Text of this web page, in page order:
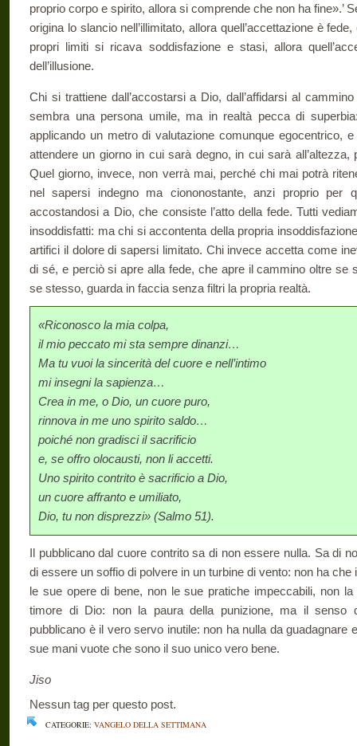
proprio corpo e spirito, allora si comprende che non ha fine».’
origina lo slancio nell’illimitato, al­lora quell’accettazione è
propri limiti si ricava soddisfazione e stasi, allora
dell’illusione.
Chi si trattiene dall’accostarsi a Dio, dall’affidarsi al
sembra una persona umile, ma in realtà pecca di
applicando un metro di valutazione comunque egocentrico,
attendere un giorno in cui sarà degno, in cui sarà
Quel giorno, invece, non verrà mai, perché chi mai potrà
nel sapersi indegno ma ciononostante, anzi proprio per
accostandosi a Dio, che consiste l’atto del­la fede. Tutti
insoddisfatti: ma chi si accontenta della propria
artifici il dolore di sapersi limitato. Chi invece accet­ta come
di sé, e perciò si apre alla fede, che apre il cammino oltre se
se stesso, guarda in faccia senza filtri la propria realtà.
«Riconosco la mia colpa,
il mio peccato mi sta sempre dinanzi…
Ma tu vuoi la sincerità del cuore e nell’intimo
mi insegni la sapienza…
Crea in me, o Dio, un cuore puro,
rinnova in me uno spirito saldo…
poiché non gradisci il sacrificio
e, se offro olocausti, non li accetti.
Uno spirito contrito è sacrificio a Dio,
un cuore affranto e umiliato,
Dio, tu non disprezzi» (Salmo 51).
Il pubblicano dal cuore contrito sa di non essere nulla. Sa di
di essere un soffio di polvere in un turbine di vento: non ha
le sue opere di bene, non le sue pratiche impeccabili, non
timore di Dio: non la paura della punizione, ma il senso
pubblicano è il vero servo inutile: non ha nulla da guadagnare
sue mani vuote che sono il suo unico vero bene.
Jiso
Nessun tag per questo post.
CATEGORIE: VANGELO DELLA SETTIMANA